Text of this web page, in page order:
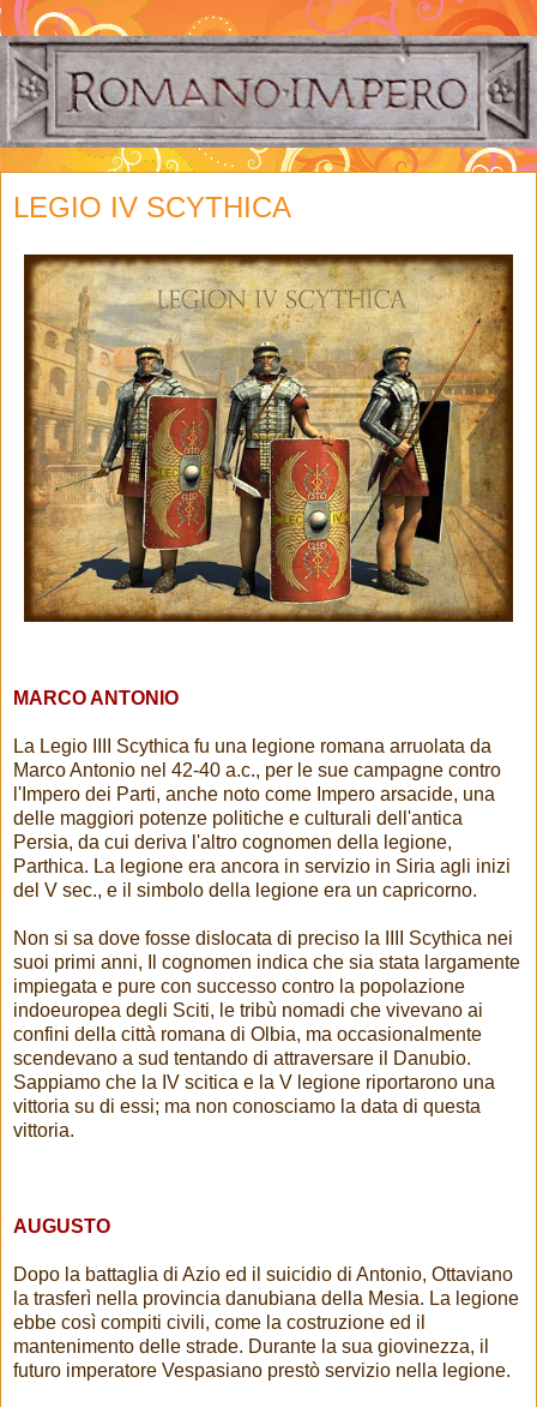
LEGIO IV SCYTHICA
MARCO ANTONIO
La Legio IIII Scythica fu una legione romana arruolata da
Marco Antonio nel 42-40 a.c., per le sue campagne contro
l'Impero dei Parti, anche noto come Impero arsacide, una
delle maggiori potenze politiche e culturali dell'antica
Persia, da cui deriva l'altro cognomen della legione,
Parthica. La legione era ancora in servizio in Siria agli inizi
del V sec., e il simbolo della legione era un capricorno.
Non si sa dove fosse dislocata di preciso la IIII Scythica nei
suoi primi anni, Il cognomen indica che sia stata largamente
impiegata e pure con successo contro la popolazione
indoeuropea degli Sciti, le tribù nomadi che vivevano ai
confini della città romana di Olbia, ma occasionalmente
scendevano a sud tentando di attraversare il Danubio.
Sappiamo che la IV scitica e la V legione riportarono una
vittoria su di essi; ma non conosciamo la data di questa
vittoria.
AUGUSTO
Dopo la battaglia di Azio ed il suicidio di Antonio, Ottaviano
la trasferì nella provincia danubiana della Mesia. La legione
ebbe così compiti civili, come la costruzione ed il
mantenimento delle strade. Durante la sua giovinezza, il
futuro imperatore Vespasiano prestò servizio nella legione.